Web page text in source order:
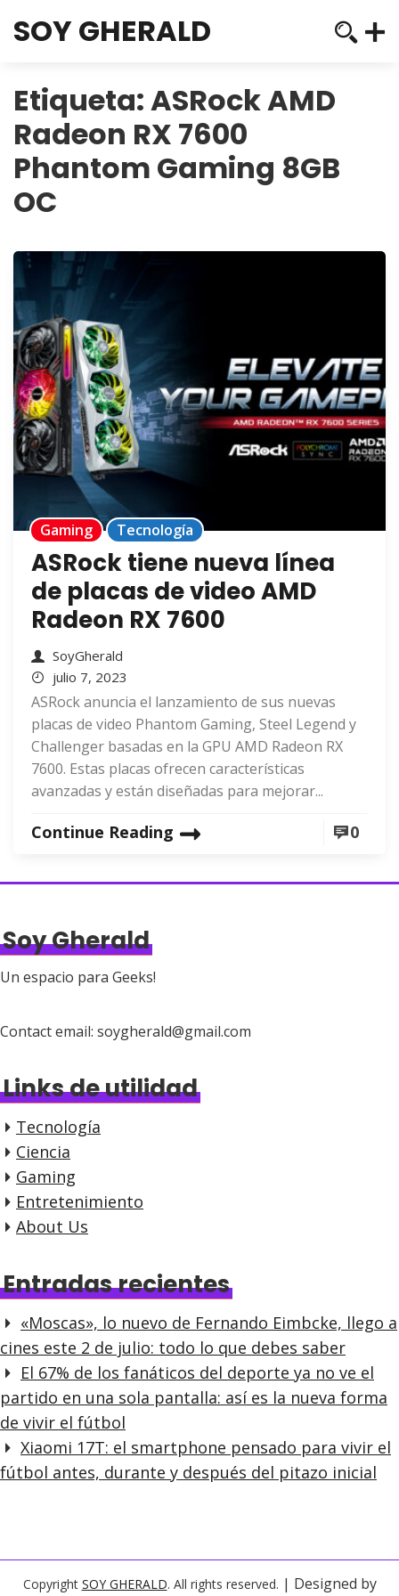
SOY GHERALD
Etiqueta:ASRock AMD
Radeon RX 7600
Phantom Gaming 8GB
OC
Gaming Tecnología
ASRock tiene nueva línea
de placas de video AMD
Radeon RX 7600
SoyGherald
julio 7, 2023
ASRock anuncia el lanzamiento de sus nuevas
placas de video Phantom Gaming, Steel Legend y
Challenger basadas en la GPU AMD Radeon RX
7600. Estas placas ofrecen características
avanzadas y están diseñadas para mejorar...
Continue Reading 0
Soy Gherald
Un espacio para Geeks!
Contact email: soygherald@gmail.com
Links de utilidad
Tecnología
Ciencia
Gaming
Entretenimiento
About Us
Entradas recientes
«Moscas», lo nuevo de Fernando Eimbcke, llego a
cines este 2 de julio: todo lo que debes saber
El 67% de los fanáticos del deporte ya no ve el
partido en una sola pantalla: así es la nueva forma
de vivir el fútbol
Xiaomi 17T: el smartphone pensado para vivir el
fútbol antes, durante y después del pitazo inicial
Copyright SOY GHERALD. All rights reserved. | Designed by